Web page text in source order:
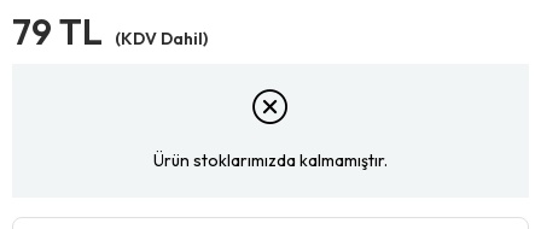
79 TL (KDV Dahil)
Ürün stoklarımızda kalmamıştır.